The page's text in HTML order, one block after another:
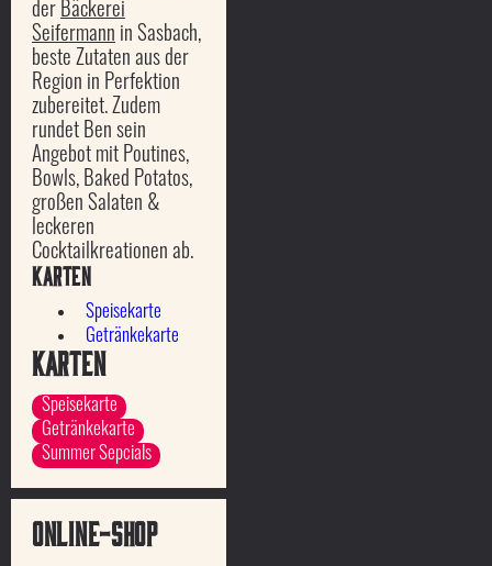
der Bäckerei
Seifermann in Sasbach,
beste Zutaten aus der
Region in Perfektion
zubereitet. Zudem
rundet Ben sein
Angebot mit Poutines,
Bowls, Baked Potatos,
großen Salaten &
leckeren
Cocktailkreationen ab.
Karten
Speisekarte
Getränkekarte
Karten
Speisekarte
Getränkekarte
Summer Sepcials
Online-Shop